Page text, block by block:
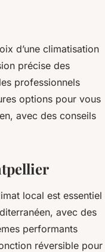
d’une climatisation
précise des
professionnels
options pour vous
avec des conseils
local est essentiel
avec des
performants
réversible pour